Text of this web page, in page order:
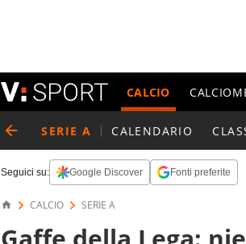
CALCIO
SERIE A CALENDARIO
Seguici su: Google Discover Fonti preferite
CALCIO SERIE A